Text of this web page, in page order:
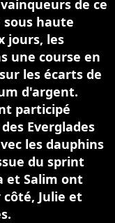
de ce
sous haute
jours, les
une course en
les écarts de
d'argent.
participé
Everglades
les dauphins
du sprint
et Salim ont
côté, Julie et